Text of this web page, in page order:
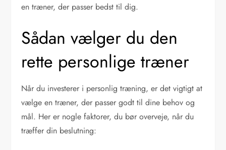
en træner, der passer bedst til dig.
Sådan vælger du den
rette personlige træner
Når du investerer i personlig træning, er det vigtigt at
vælge en træner, der passer godt til dine behov og
mål. Her er nogle faktorer, du bør overveje, når du
træffer din beslutning: